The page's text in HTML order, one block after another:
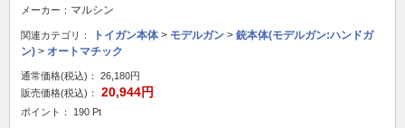
メーカー： マルシン
関連カテゴリ： トイガン本体> モデルガン > 銃本体(モデルガン:ハンドガ
ン) > オートマチック
通常価格(税込)：
26,180円
販売価格(税込)：
20,944円
ポイント： 190 Pt